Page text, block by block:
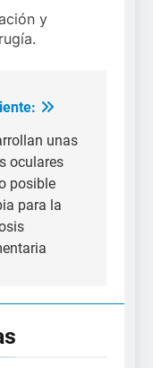
y
unas
oculares
posible
para la